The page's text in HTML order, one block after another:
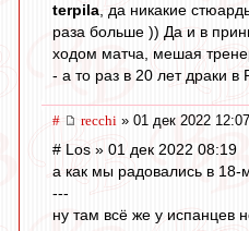
terpila, да никакие
раза больше )) Да и в
ходом матча, мешая
- а то раз в 20 лет драки
# recchi » 01 дек 2022 12:07
# Los » 01 дек 2022 08:19
а как мы радовались в 18-
---
ну там всё же у испанцев